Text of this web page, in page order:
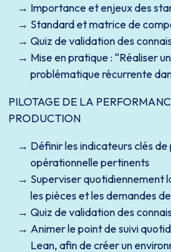
Importance et enjeux des
Standard et matrice de
Quiz de validation des
Mise en pratique : “Réaliser
problématique récurrente
PILOTAGE DE LA
PRODUCTION
Définir les indicateurs clés
opérationnelle pertinents
Superviser quotidiennement
les pièces et les demandes
Quiz de validation des
Animer le point de suivi
Lean, afin de créer un